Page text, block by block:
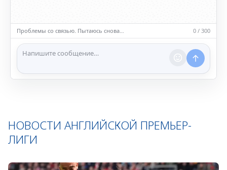
насилию.
ℹ️ Модераторы и администраторы вправе удалять
сообщения и ограничивать доступ к чату при
нарушении правил.
Проблемы со связью. Пытаюсь снова… 0 / 300
НОВОСТИ АНГЛИЙСКОЙ ПРЕМЬЕР-
ЛИГИ